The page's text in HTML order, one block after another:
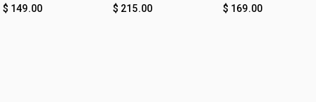
$ 149.00 $ 215.00
$ 169.00